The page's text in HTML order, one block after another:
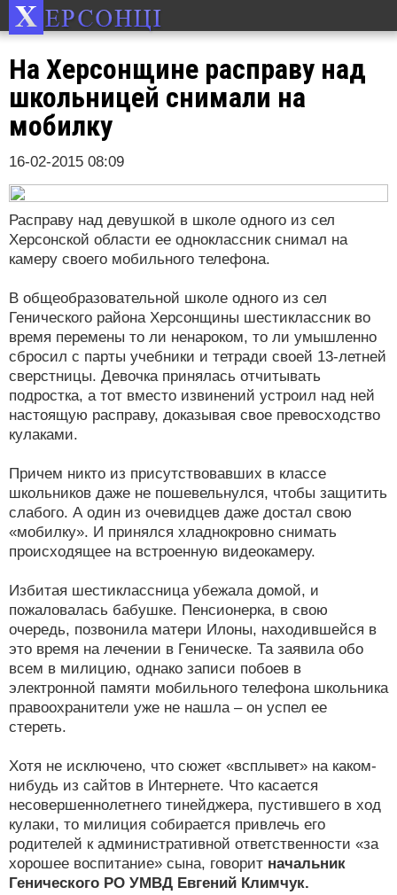
На Херсонщине расправу над
школьницей снимали на
мобилку
16-02-2015 08:09
Расправу над девушкой в школе одного из сел
Херсонской области ее одноклассник снимал на
камеру своего мобильного телефона.
В общеобразовательной школе одного из сел
Генического района Херсонщины шестиклассник во
время перемены то ли ненароком, то ли умышленно
сбросил с парты учебники и тетради своей 13-летней
сверстницы. Девочка принялась отчитывать
подростка, а тот вместо извинений устроил над ней
настоящую расправу, доказывая свое превосходство
кулаками.
Причем никто из присутствовавших в классе
школьников даже не пошевельнулся, чтобы защитить
слабого. А один из очевидцев даже достал свою
«мобилку». И принялся хладнокровно снимать
происходящее на встроенную видеокамеру.
Избитая шестиклассница убежала домой, и
пожаловалась бабушке. Пенсионерка, в свою
очередь, позвонила матери Илоны, находившейся в
это время на лечении в Геническе. Та заявила обо
всем в милицию, однако записи побоев в
электронной памяти мобильного телефона школьника
правоохранители уже не нашла – он успел ее
стереть.
Хотя не исключено, что сюжет «всплывет» на каком-
нибудь из сайтов в Интернете. Что касается
несовершеннолетнего тинейджера, пустившего в ход
кулаки, то милиция собирается привлечь его
родителей к административной ответственности «за
хорошее воспитание» сына, говорит начальник
Генического РО УМВД Евгений Климчук.